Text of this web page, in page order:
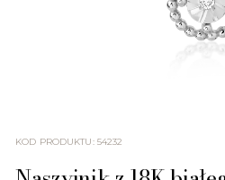
KOD PRODUKTU: 54232